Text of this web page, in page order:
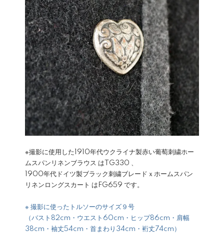
※撮影に使用した1910年代ウクライナ製赤い葡萄刺繍ホー
ムスパンリネンブラウス は TG330 、
1900年代ドイツ製ブラック刺繍ブレードｘホームスパン
リネンロングスカート は FG659 です。
※ 撮影に使ったトルソーのサイズ９号
（バスト82cm・ウエスト60cm・ヒップ86cm・肩幅
38cm・袖丈54cm・首まわり34cm・裄丈74cm）